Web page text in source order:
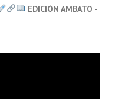
EDICIÓN AMBATO -